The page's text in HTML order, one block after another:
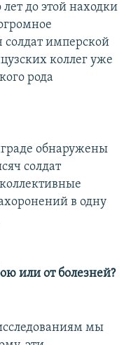
лет до этой находки
солдат имперской
коллег уже
рода
обнаружены
солдат
в одну
или от болезней?
мы